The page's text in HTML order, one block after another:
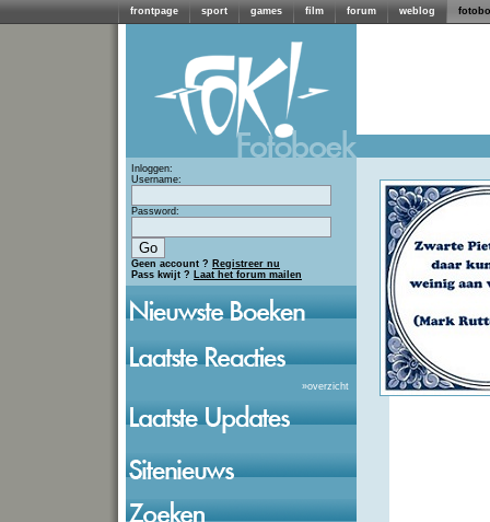
frontpage sport games film forum weblog
Inloggen:
Username:
Password:
Geen account ? Registreer nu
Pass kwijt ? Laat het forum mailen
»overzicht